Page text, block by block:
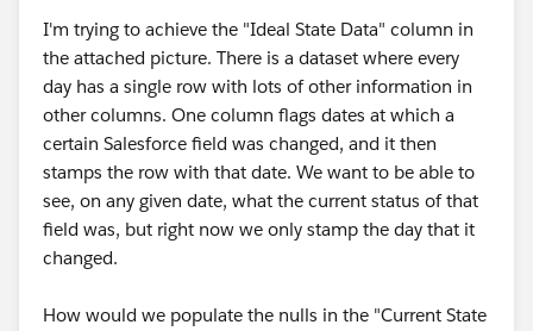
I'm trying to achieve the "Ideal State Data" column in
the attached picture. There is a dataset where every
day has a single row with lots of other information in
other columns. One column flags dates at which a
certain Salesforce field was changed, and it then
stamps the row with that date. We want to be able to
see, on any given date, what the current status of that
field was, but right now we only stamp the day that it
changed.
How would we populate the nulls in the "Current State